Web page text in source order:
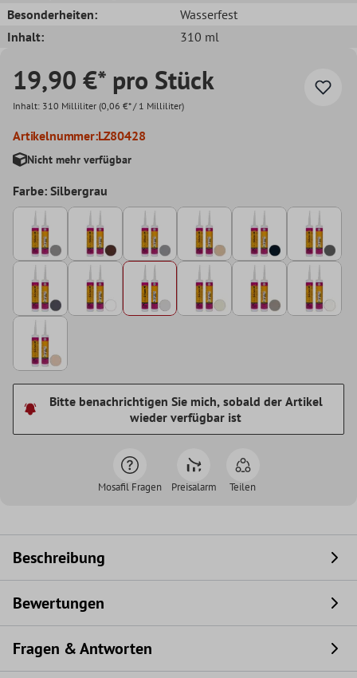
Besonderheiten:
Wasserfest
Inhalt:
310 ml
19,90 €* pro Stück
Inhalt: 310 Milliliter (0,06 €* / 1 Milliliter)
Artikelnummer:LZ80428
Nicht mehr verfügbar
Farbe: Silbergrau
Bitte benachrichtigen Sie mich, sobald der Artikel
wieder verfügbar ist
Mosafil Fragen Preisalarm Teilen
Beschreibung
Bewertungen
Fragen & Antworten